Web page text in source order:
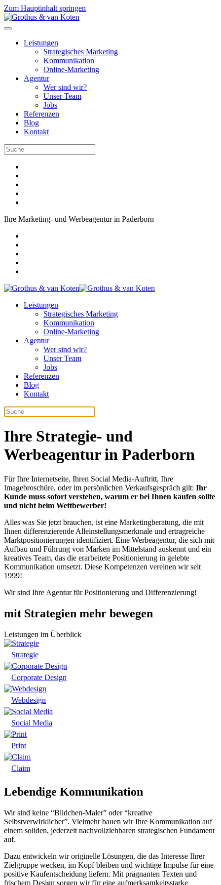
Zum Hauptinhalt springen
Leistungen
Strategisches Marketing
Kommunikation
Online-Marketing
Agentur
Wer sind wir?
Unser Team
Jobs
Referenzen
Blog
Kontakt
Ihre Marketing- und Werbeagentur in Paderborn
Leistungen
Strategisches Marketing
Kommunikation
Online-Marketing
Agentur
Wer sind wir?
Unser Team
Jobs
Referenzen
Blog
Kontakt
Ihre Strategie- und
Werbeagentur in Paderborn
Für Ihre Internetseite, Ihren Social Media-Auftritt, Ihre
Imagebroschüre, oder im per­sönlichen Verkaufs­gespräch gilt: Ihr
Kunde muss sofort verstehen, warum er bei Ihnen kaufen sollte
und nicht beim Wettbewerber!
Alles was Sie jetzt brauchen, ist eine Marketing­beratung, die mit
Ihnen differen­zierende Allein­stellungs­merkmale und ertrag­reiche
Markt­positionierungen identifiziert. Eine Werbe­agentur, die sich mit
Aufbau und Führung von Marken im Mittel­stand auskennt und ein
kreatives Team, das die erarbeitete Positionierung in gelebte
Kommunikation umsetzt. Diese Kompetenzen vereinen wir seit
1999!
Wir sind Ihre Agentur für Positionierung und Differenzierung!
mit Strategien mehr bewegen
Leistungen im Überblick
Strategie
Corporate Design
Webdesign
Social Media
Print
Claim
Lebendige Kommunikation
Wir sind keine “Bildchen-Maler” oder “kreative
Selbstverwirklicher”. Vielmehr bauen wir Ihre Kommunikation auf
einem soliden, jederzeit nachvollziehbaren strategischen Fundament
auf.
Dazu entwickeln wir originelle Lösungen, die das Interesse Ihrer
Zielgruppe wecken, im Kopf bleiben und wichtige Impulse für eine
positive Kaufentscheidung liefern. Mit prägnanten Texten und
frischem Design sorgen wir für eine aufmerksamkeitsstarke